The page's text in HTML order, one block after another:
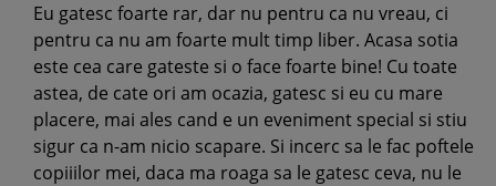
Eu gatesc foarte rar, dar nu pentru ca nu vreau, ci
pentru ca nu am foarte mult timp liber. Acasa sotia
este cea care gateste si o face foarte bine! Cu toate
astea, de cate ori am ocazia, gatesc si eu cu mare
placere, mai ales cand e un eveniment special si stiu
sigur ca n-am nicio scapare. Si incerc sa le fac poftele
copiiilor mei, daca ma roaga sa le gatesc ceva, nu le